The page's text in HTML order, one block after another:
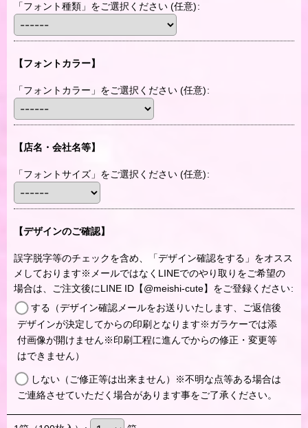
「フォント種類」をご選択ください (任意):
【フォントカラー】
「フォントカラー」をご選択ください (任意):
【店名・会社名等】
「フォントサイズ」をご選択ください (任意):
【デザインのご確認】
誤字脱字等のチェックを含め、「デザイン確認をする」をオスス
メしております※メールではなくLINEでのやり取りをご希望の
場合は、ご注文後にLINE ID【@meishi-cute】をご登録ください:
する（デザイン確認メールをお送りいたします、ご返信後
デザインが決定してからの印刷となります※ガラケーでは添
付画像が開けません※印刷工程に進んでからの修正・変更等
はできません）
しない（ご修正等は出来ません）※不明な点等ある場合は
ご連絡させていただく場合があります事をご了承ください。